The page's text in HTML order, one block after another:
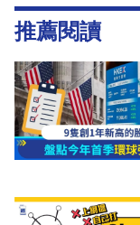
推薦閱讀